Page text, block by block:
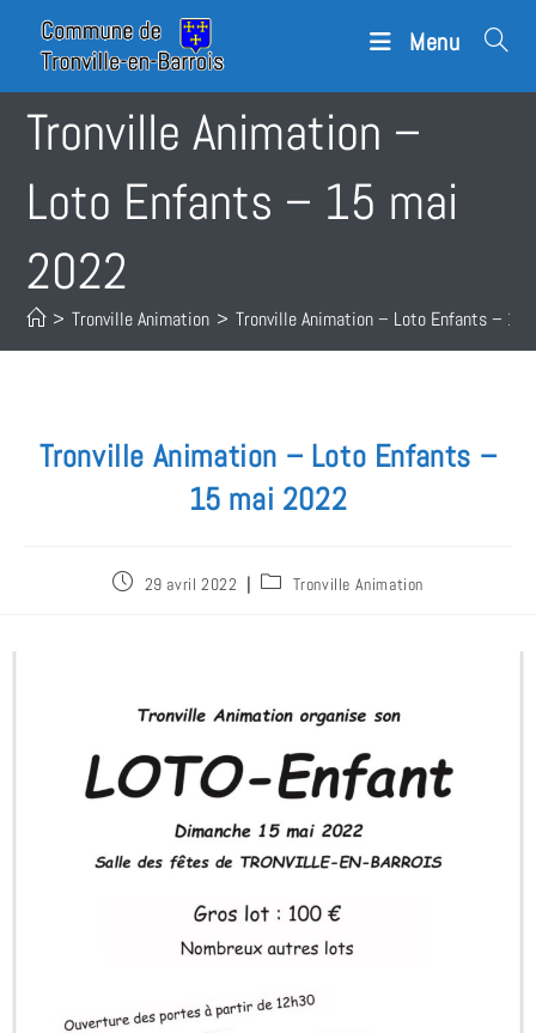
Menu
Tronville Animation –
Loto Enfants – 15 mai
2022
> Tronville Animation > Tronville Animation – Loto Enfants – 15
Tronville Animation – Loto Enfants –
15 mai 2022
29 avril 2022 Tronville Animation